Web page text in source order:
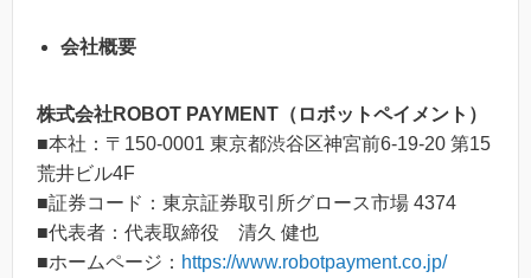
会社概要
株式会社ROBOT PAYMENT（ロボットペイメント）
■本社：〒150-0001 東京都渋谷区神宮前6-19-20 第15
荒井ビル4F
■証券コード：東京証券取引所グロース市場 4374
■代表者：代表取締役 清久 健也
■ホームページ： https://www.robotpayment.co.jp/